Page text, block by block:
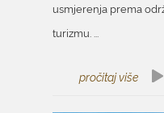
usmjerenja prema
turizmu. ...
pročitaj više